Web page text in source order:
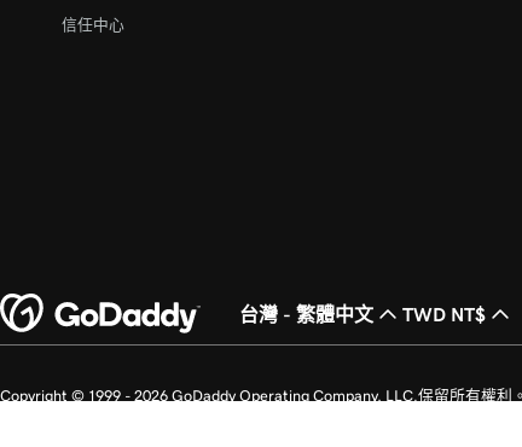
信任中心
台灣 - 繁體中文 TWD NT$
Copyright © 1999 - 2026 GoDaddy Operating Company, LLC.保留所有權